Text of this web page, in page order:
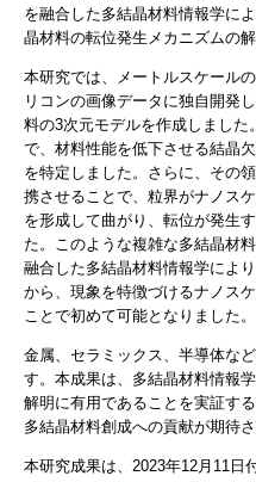
を融合した多結晶材料情報学に
晶材料の転位発生メカニズムの
本研究では、メートルスケール
リコンの画像データに独自開発
料の3次元モデルを作成しました
で、材料性能を低下させる結晶
を特定しました。さらに、その
携させることで、粒界がナノス
を形成して曲がり、転位が発生
た。このような複雑な多結晶材
融合した多結晶材料情報学によ
から、現象を特徴づけるナノス
ことで初めて可能となりました。
金属、セラミックス、半導体な
す。本成果は、多結晶材料情報
解明に有用であることを実証す
多結晶材料創成への貢献が期待さ
本研究成果は、2023年12月11日